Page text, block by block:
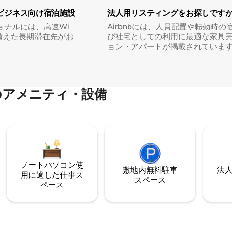
ジ⁠ネ⁠ス⁠向⁠け宿⁠泊⁠施⁠設
ナルには、高速Wi-
た長期滞在先がお
法人用リスティングをお探しです
Airbnbには、人員配置や転勤時の
び社宅としての利用に最適な家具
ョン・アパートが掲載されています
メニティ・設備
ノートパソコン使
用に適した仕事ス
ペース
敷地内無料駐⁠車
ス⁠ペ⁠ー⁠ス
法